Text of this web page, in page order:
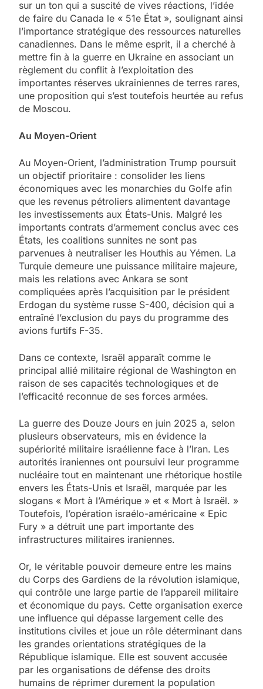
sur un ton qui a suscité de vives réactions, l’idée
de faire du Canada le « 51e État », soulignant ainsi
l’importance stratégique des ressources naturelles
canadiennes. Dans le même esprit, il a cherché à
mettre fin à la guerre en Ukraine en associant un
règlement du conflit à l’exploitation des
importantes réserves ukrainiennes de terres rares,
une proposition qui s’est toutefois heurtée au refus
de Moscou.
Au Moyen-Orient
Au Moyen-Orient, l’administration Trump poursuit
un objectif prioritaire : consolider les liens
économiques avec les monarchies du Golfe afin
que les revenus pétroliers alimentent davantage
les investissements aux États-Unis. Malgré les
importants contrats d’armement conclus avec ces
États, les coalitions sunnites ne sont pas
parvenues à neutraliser les Houthis au Yémen. La
Turquie demeure une puissance militaire majeure,
mais les relations avec Ankara se sont
compliquées après l’acquisition par le président
Erdogan du système russe S-400, décision qui a
entraîné l’exclusion du pays du programme des
avions furtifs F-35.
Dans ce contexte, Israël apparaît comme le
principal allié militaire régional de Washington en
raison de ses capacités technologiques et de
l’efficacité reconnue de ses forces armées.
La guerre des Douze Jours en juin 2025 a, selon
plusieurs observateurs, mis en évidence la
supériorité militaire israélienne face à l’Iran. Les
autorités iraniennes ont poursuivi leur programme
nucléaire tout en maintenant une rhétorique hostile
envers les États-Unis et Israël, marquée par les
slogans « Mort à l’Amérique » et « Mort à Israël. »
Toutefois, l’opération israélo-américaine « Epic
Fury » a détruit une part importante des
infrastructures militaires iraniennes.
Or, le véritable pouvoir demeure entre les mains
du Corps des Gardiens de la révolution islamique,
qui contrôle une large partie de l’appareil militaire
et économique du pays. Cette organisation exerce
une influence qui dépasse largement celle des
institutions civiles et joue un rôle déterminant dans
les grandes orientations stratégiques de la
République islamique. Elle est souvent accusée
par les organisations de défense des droits
humains de réprimer durement la population